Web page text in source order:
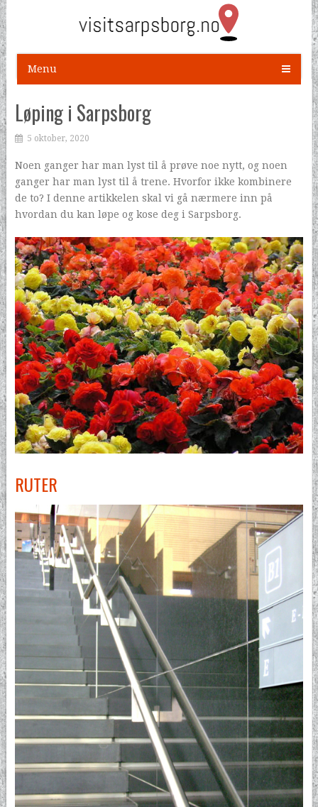
Menu
Løping i Sarpsborg
5 oktober, 2020
Noen ganger har man lyst til å prøve noe nytt, og noen
ganger har man lyst til å trene. Hvorfor ikke kombinere
de to? I denne artikkelen skal vi gå nærmere inn på
hvordan du kan løpe og kose deg i Sarpsborg.
RUTER